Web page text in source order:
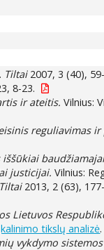
. Tiltai2007, 3 (40),
8-23.
ir ateitis. Vilnius:
reguliavimas
iššūkiai
justicijai. Vilnius:
Tiltai2013, 2 (63),
Lietuvos
tikslų analizė.
vykdymo